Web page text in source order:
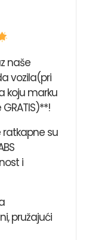
naše
vozila(pri
koju marku
ratkapne su
i
pružajući